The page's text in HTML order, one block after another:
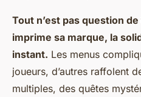
Tout n’est pas question
imprime sa marque, la
instant. Les menus
joueurs, d’autres raffolent
multiples, des quêtes